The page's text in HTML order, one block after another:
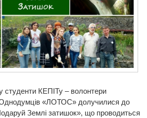
студенти КЕПІТу – волонтери
Однодумців «ЛОТОС» долучилися до
Землі затишок», що проводиться